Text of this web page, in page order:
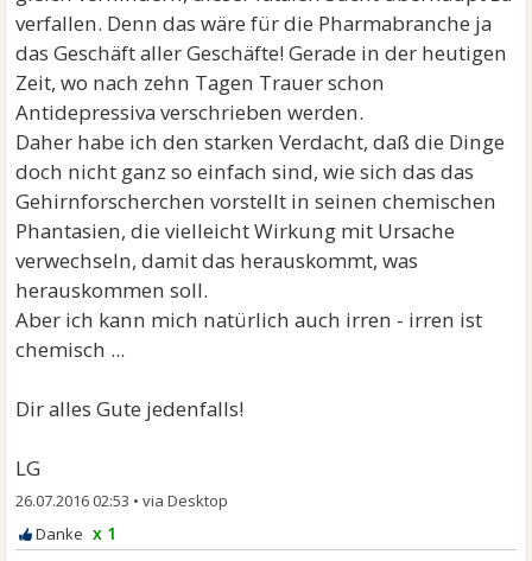
verfallen. Denn das wäre für die Pharmabranche ja
das Geschäft aller Geschäfte! Gerade in der heutigen
Zeit, wo nach zehn Tagen Trauer schon
Antidepressiva verschrieben werden.
Daher habe ich den starken Verdacht, daß die Dinge
doch nicht ganz so einfach sind, wie sich das das
Gehirnforscherchen vorstellt in seinen chemischen
Phantasien, die vielleicht Wirkung mit Ursache
verwechseln, damit das herauskommt, was
herauskommen soll.
Aber ich kann mich natürlich auch irren - irren ist
chemisch ...
Dir alles Gute jedenfalls!
LG
26.07.2016 02:53 •
x 1